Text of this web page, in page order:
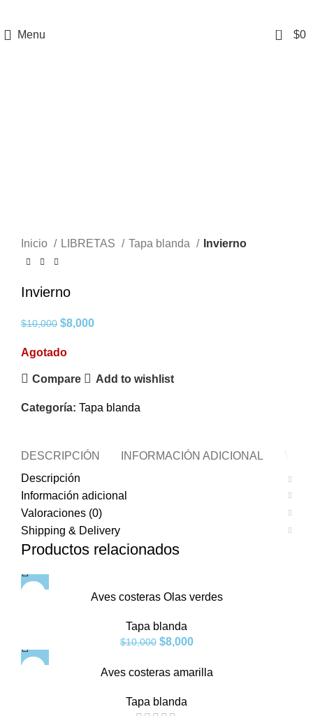
Menu 0 $0
Inicio LIBRETAS Tapa blanda Invierno
Invierno
$10,000 $8,000
Agotado
Compare Add to wishlist
Categoría: Tapa blanda
DESCRIPCIÓN INFORMACIÓN ADICIONAL
Descripción
Información adicional
Valoraciones (0)
Shipping & Delivery
Productos relacionados
Aves costeras Olas verdes
Tapa blanda
$10,000 $8,000
Aves costeras amarilla
Tapa blanda